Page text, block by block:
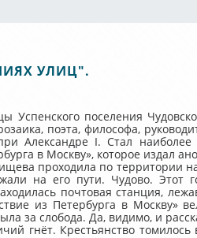
УЛИЦ".
поселения
поэта, философа,
Александре I. Стал наиболее
в Москву», которое издал
проходила по территории
на его пути. Чудово. Этот
почтовая станция,
из Петербурга в Москву»
за слобода. Да, видимо, и
гнёт. Крестьянство томилось